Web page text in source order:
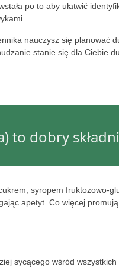
po to aby ułatwić
nauczysz się planować
stanie się dla Ciebie
to dobry
syropem fruktozowo-
apetyt. Co więcej
sycącego wśród wszystkich